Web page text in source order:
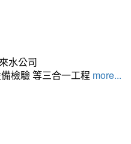
水公司
檢驗 等三合一工程 more...